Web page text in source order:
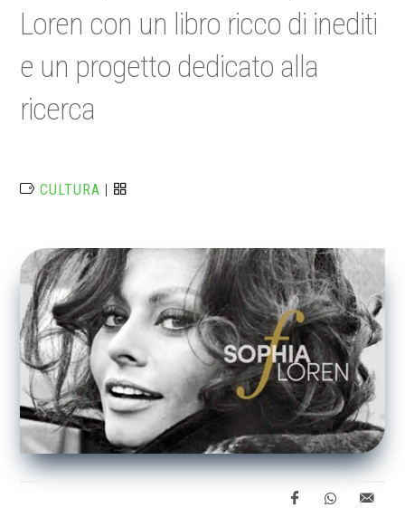
Loren con un libro ricco di inediti
e un progetto dedicato alla
ricerca
CULTURA |